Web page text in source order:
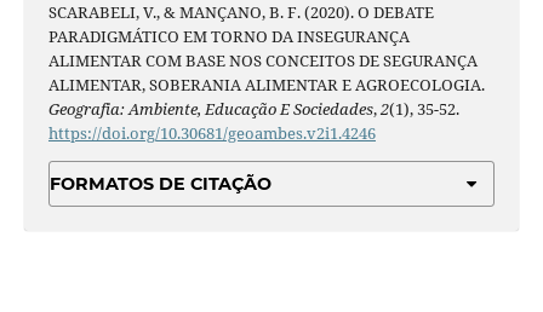
SCARABELI, V., & MANÇANO, B. F. (2020). O DEBATE
PARADIGMÁTICO EM TORNO DA INSEGURANÇA
ALIMENTAR COM BASE NOS CONCEITOS DE SEGURANÇA
ALIMENTAR, SOBERANIA ALIMENTAR E AGROECOLOGIA.
Geografia: Ambiente, Educação E Sociedades,2(1), 35-52.
https://doi.org/10.30681/geoambes.v2i1.4246
FORMATOS DE CITAÇÃO